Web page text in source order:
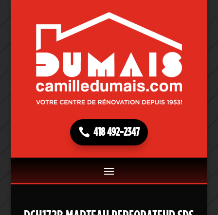
418 492-2347